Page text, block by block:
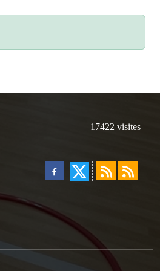
17422 visites